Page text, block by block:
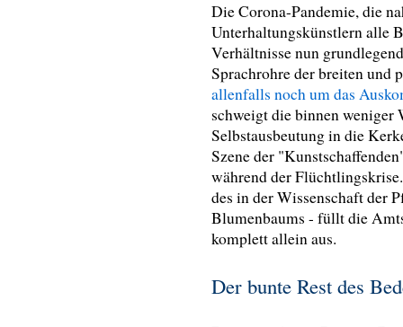
Die Corona-Pandemie, die
Unterhaltungskünstlern alle
Verhältnisse nun
Sprachrohre der breiten und
allenfalls noch um das
schweigt die binnen weniger
Selbstausbeutung in die
Szene der
während der
des in der Wissenschaft der
Blumenbaums - füllt die
komplett allein aus.
Der bunte Rest des